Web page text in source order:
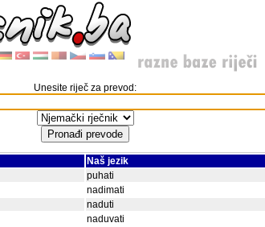
Unesite riječ za prevod:
Naš jezik
puhati
nadimati
naduti
naduvati